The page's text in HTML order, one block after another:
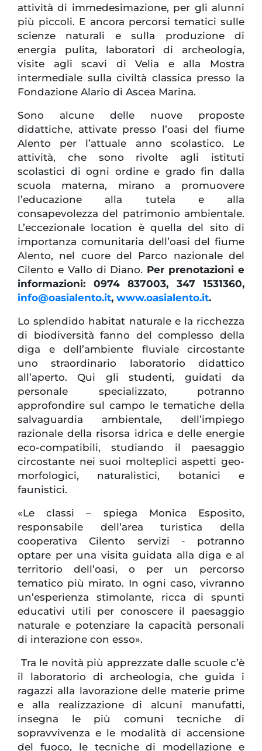
attività di immedesimazione, per gli alunni
più piccoli. E ancora percorsi tematici sulle
scienze naturali e sulla produzione di
energia pulita, laboratori di archeologia,
visite agli scavi di Velia e alla Mostra
intermediale sulla civiltà classica presso la
Fondazione Alario di Ascea Marina.
Sono alcune delle nuove proposte
didattiche, attivate presso l’oasi del fiume
Alento per l’attuale anno scolastico. Le
attività, che sono rivolte agli istituti
scolastici di ogni ordine e grado fin dalla
scuola materna, mirano a promuovere
l’educazione alla tutela e alla
consapevolezza del patrimonio ambientale.
L’eccezionale location è quella del sito di
importanza comunitaria dell’oasi del fiume
Alento, nel cuore del Parco nazionale del
Cilento e Vallo di Diano. Per prenotazioni e
informazioni: 0974 837003, 347 1531360,
info@oasialento.it, www.oasialento.it.
Lo splendido habitat naturale e la ricchezza
di biodiversità fanno del complesso della
diga e dell’ambiente fluviale circostante
uno straordinario laboratorio didattico
all’aperto. Qui gli studenti, guidati da
personale specializzato, potranno
approfondire sul campo le tematiche della
salvaguardia ambientale, dell’impiego
razionale della risorsa idrica e delle energie
eco-compatibili, studiando il paesaggio
circostante nei suoi molteplici aspetti geo-
morfologici, naturalistici, botanici e
faunistici.
«Le classi – spiega Monica Esposito,
responsabile dell’area turistica della
cooperativa Cilento servizi - potranno
optare per una visita guidata alla diga e al
territorio dell’oasi, o per un percorso
tematico più mirato. In ogni caso, vivranno
un’esperienza stimolante, ricca di spunti
educativi utili per conoscere il paesaggio
naturale e potenziare la capacità personali
di interazione con esso».
Tra le novità più apprezzate dalle scuole c’è
il laboratorio di archeologia, che guida i
ragazzi alla lavorazione delle materie prime
e alla realizzazione di alcuni manufatti,
insegna le più comuni tecniche di
sopravvivenza e le modalità di accensione
del fuoco, le tecniche di modellazione e